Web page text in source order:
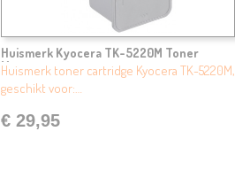
Huismerk Kyocera TK-5220M Toner
Magenta
Huismerk toner cartridge Kyocera TK-5220M,
geschikt voor:…
€ 29,95